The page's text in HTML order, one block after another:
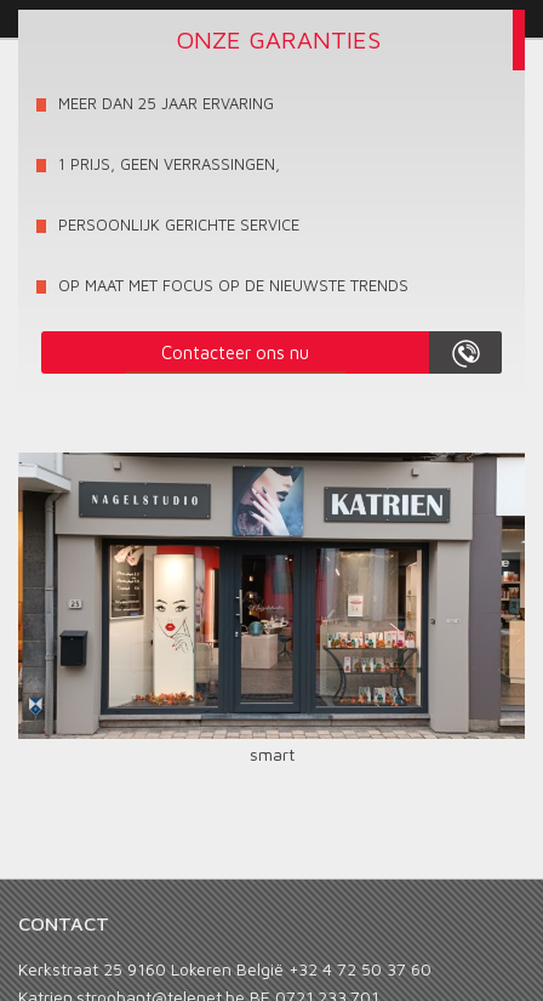
ONZE GARANTIES
MEER DAN 25 JAAR ERVARING
1 PRIJS, GEEN VERRASSINGEN,
PERSOONLIJK GERICHTE SERVICE
OP MAAT MET FOCUS OP DE NIEUWSTE TRENDS
Contacteer ons nu
smart
CONTACT
Kerkstraat 25 9160 Lokeren België +32 4 72 50 37 60
Katrien.stroobant@telenet.be BE 0721.233.701